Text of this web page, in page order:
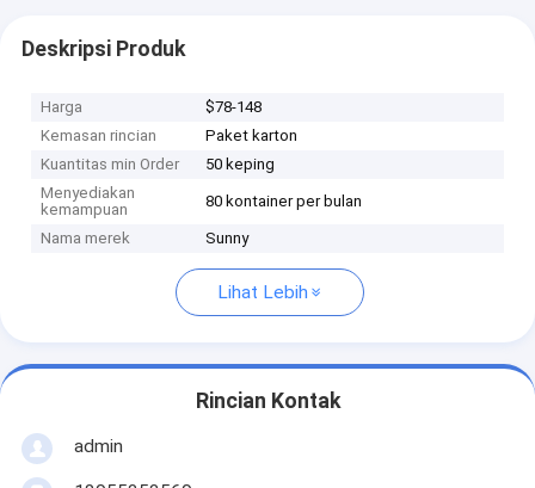
Deskripsi Produk
Harga
$78-148
Kemasan rincian
Paket karton
Kuantitas min Order
50 keping
Menyediakan
kemampuan
80 kontainer per bulan
Nama merek Sunny
Lihat Lebih
Rincian Kontak
admin